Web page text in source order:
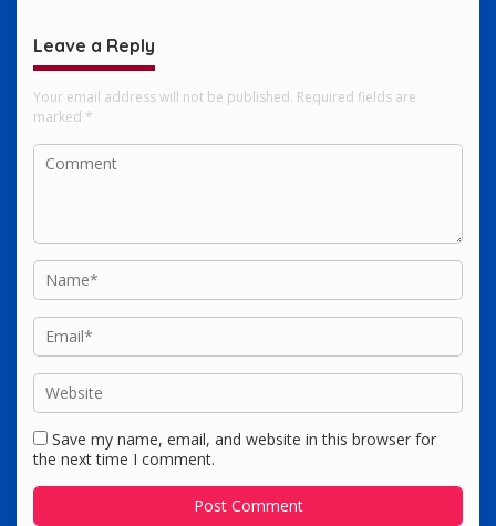
Leave a Reply
Your email address will not be published. Required fields are
marked *
Save my name, email, and website in this browser for
the next time I comment.